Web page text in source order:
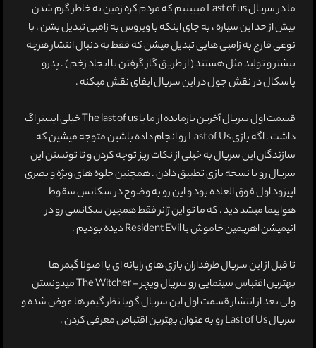
ما در سریال Last of us میبینیم که مردم کره زمین به خاطر گرم شدن
بیش از حد این سیاره ، به جای اینکه با ویروس به زامبی تبدیل بشن ، با
نوعی قارچ به زامبی هایی تبدیل میشن که فقط به دنبال انتشار هرچه
بیشتر و تولید مثل هستند ( از طریق گاز گرفتن یا ایجاد زخم ) . پدرو
پاسکال در نقش جول در این سریال ایفای نقش میکنه .
قسمت اول سریال آخرین بازمانده از ما یا The last of us خیلی ایستر اگ
داشت . اگه بازی Last of Us رو انجام داده باشین متوجه میشین که
سازندگان این سریال به خیلی از نکات ریز توجه کردن و تا تونستن این
سریال رو با نسخه بازی تطبیق دادن . همچنین جلوه های ویژه و بصری
اپیزود اول فوق العاده بود و این رو به وضوح در سکانس سقوط
هواپیما میشد دید . که ما تو این ژانر فقط همچین سکانسی رو در
انیمیشن اهریمین خاموش یا Resident Evil دیده بودیم .
تا قبل از این سریال طرفداران بازی های رایانه ای یا اصولا گیمر ها
بهترین اقتباس سینمایی رو سریال ویچر - The Witcher میدونستن
ولی بعد از انتشار قسمت اول این سریال گویا نظر گیمر ها عوض شده و
سریال Last of Us رو به عنوان بهترین اقتباص معرفی کردن .